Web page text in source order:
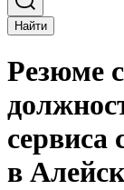
Найти
Резюме
сервиса
в